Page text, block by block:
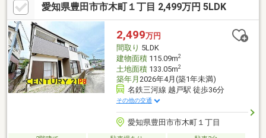
や金融機関をご提案。住宅ローンが初めての方でもお気軽にご相
談ください。【周辺施設】・コミヤマ青木店様まで約1990ｍ（徒
歩25分）・青木小学校まで約2350ｍ（徒歩約30分）・猿投台中学
校まで約2440ｍ（徒歩31分）
愛知県豊田市市木町１丁目 2,499万円 5LDK
2,499万円
間取り 5LDK
建物面積115.09m2
土地面積133.05m2
築年月 2026年4月(築1年未満)
名鉄三河線 越戸駅 徒歩36分
その他の交通
愛知県豊田市市木町１丁目